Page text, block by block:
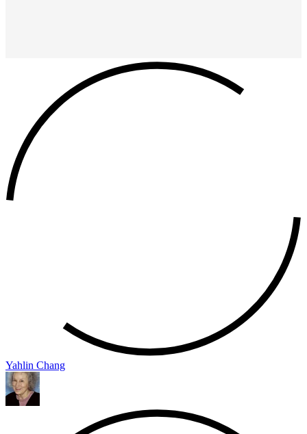
Yahlin Chang